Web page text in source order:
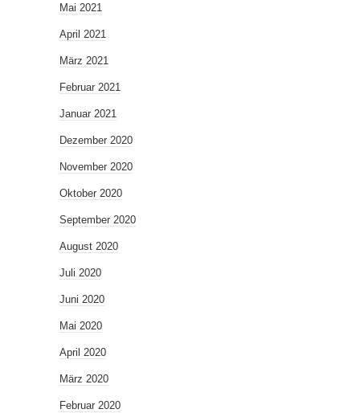
Mai 2021
April 2021
März 2021
Februar 2021
Januar 2021
Dezember 2020
November 2020
Oktober 2020
September 2020
August 2020
Juli 2020
Juni 2020
Mai 2020
April 2020
März 2020
Februar 2020